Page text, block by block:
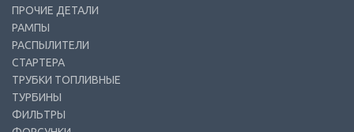
ПРОЧИЕ ДЕТАЛИ
РАМПЫ
РАСПЫЛИТЕЛИ
СТАРТЕРА
ТРУБКИ ТОПЛИВНЫЕ
ТУРБИНЫ
ФИЛЬТРЫ